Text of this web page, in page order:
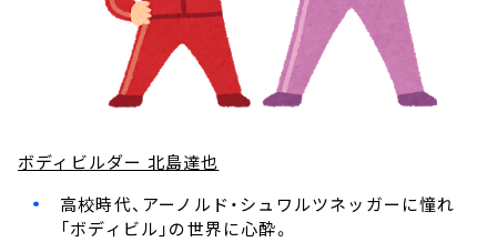
ボディビルダー 北島達也
高校時代、アーノルド・シュワルツネッガーに憧れ
「ボディビル」の世界に心酔。